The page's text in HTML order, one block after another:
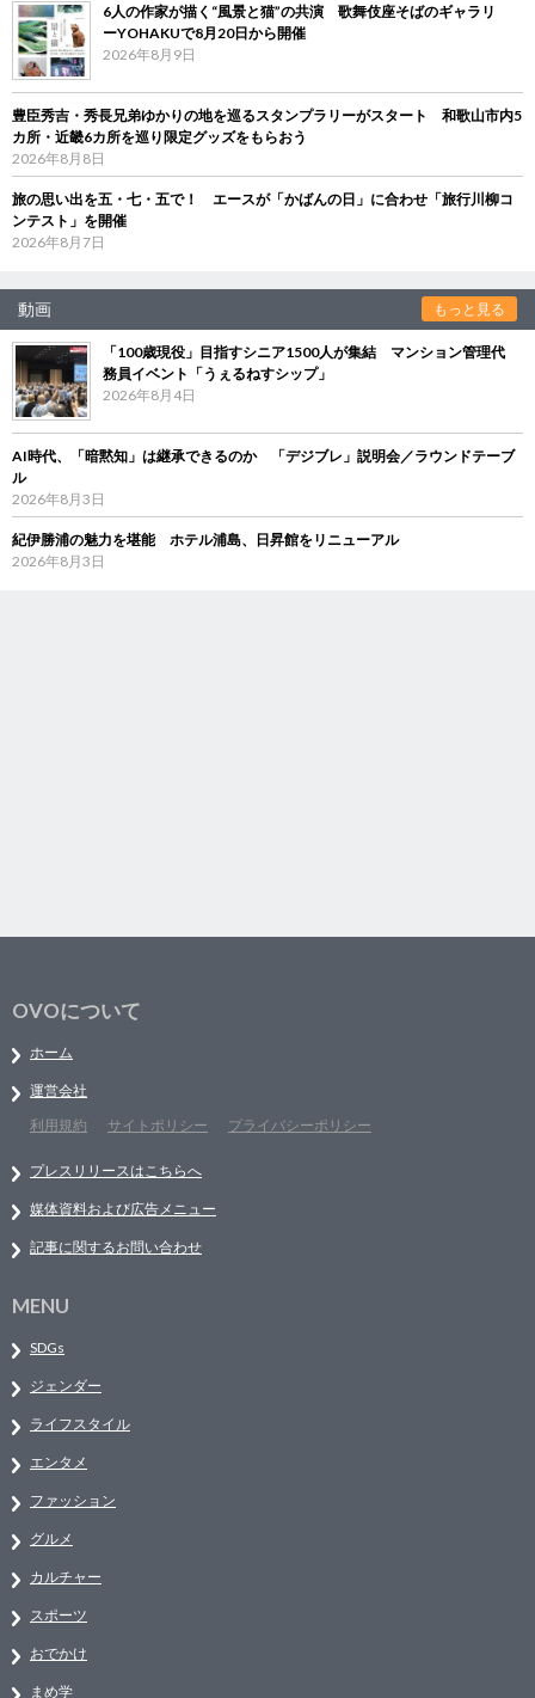
6人の作家が描く“風景と猫”の共演 歌舞伎座そばのギャラリ
ーYOHAKUで8月20日から開催
2026年8月9日
豊臣秀吉・秀長兄弟ゆかりの地を巡るスタンプラリーがスタート 和歌山市内5
カ所・近畿6カ所を巡り限定グッズをもらおう
2026年8月8日
旅の思い出を五・七・五で！ エースが「かばんの日」に合わせ「旅行川柳コ
ンテスト」を開催
2026年8月7日
動画 もっと見る
「100歳現役」目指すシニア1500人が集結 マンション管理代
務員イベント「うぇるねすシップ」
2026年8月4日
AI時代、「暗黙知」は継承できるのか 「デジブレ」説明会／ラウンドテーブ
ル
2026年8月3日
紀伊勝浦の魅力を堪能 ホテル浦島、日昇館をリニューアル
2026年8月3日
OVOについて
ホーム
運営会社
利用規約
サイトポリシー プライバシーポリシー
プレスリリースはこちらへ
媒体資料および広告メニュー
記事に関するお問い合わせ
MENU
SDGs
ジェンダー
ライフスタイル
エンタメ
ファッション
グルメ
カルチャー
スポーツ
おでかけ
まめ学